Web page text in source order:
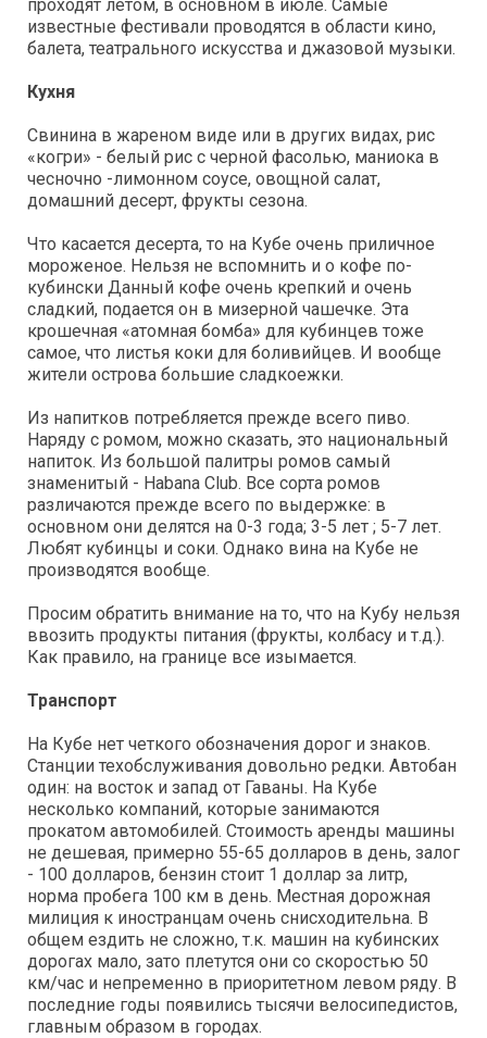
проходят летом, в основном в июле. Самые
известные фестивали проводятся в области кино,
балета, театрального искусства и джазовой музыки.
Кухня
Свинина в жареном виде или в других видах, рис
«когри» - белый рис с черной фасолью, маниока в
чесночно -лимонном соусе, овощной салат,
домашний десерт, фрукты сезона.
Что касается десерта, то на Кубе очень приличное
мороженое. Нельзя не вспомнить и о кофе по-
кубински Данный кофе очень крепкий и очень
сладкий, подается он в мизерной чашечке. Эта
крошечная «атомная бомба» для кубинцев тоже
самое, что листья коки для боливийцев. И вообще
жители острова большие сладкоежки.
Из напитков потребляется прежде всего пиво.
Наряду с ромом, можно сказать, это национальный
напиток. Из большой палитры ромов самый
знаменитый - Habana Club. Все сорта ромов
различаются прежде всего по выдержке: в
основном они делятся на 0-3 года; 3-5 лет ; 5-7 лет.
Любят кубинцы и соки. Однако вина на Кубе не
производятся вообще.
Просим обратить внимание на то, что на Кубу нельзя
ввозить продукты питания (фрукты, колбасу и т.д.).
Как правило, на границе все изымается.
Транспорт
На Кубе нет четкого обозначения дорог и знаков.
Станции техобслуживания довольно редки. Автобан
один: на восток и запад от Гаваны. На Кубе
несколько компаний, которые занимаются
прокатом автомобилей. Стоимость аренды машины
не дешевая, примерно 55-65 долларов в день, залог
- 100 долларов, бензин стоит 1 доллар за литр,
норма пробега 100 км в день. Местная дорожная
милиция к иностранцам очень снисходительна. В
общем ездить не сложно, т.к. машин на кубинских
дорогах мало, зато плетутся они со скоростью 50
км/час и непременно в приоритетном левом ряду. В
последние годы появились тысячи велосипедистов,
главным образом в городах.